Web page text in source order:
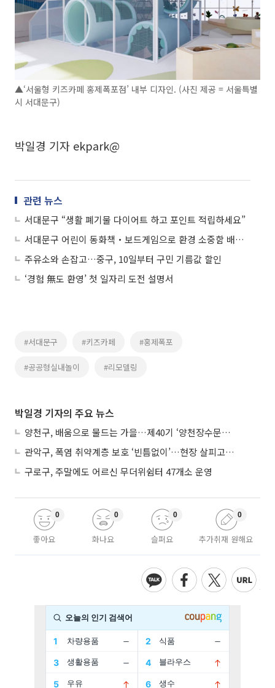
▲‘서울형 키즈카페 홍제폭포점’ 내부 디자인. (사진 제공 = 서울특별
시 서대문구)
박일경 기자 ekpark@
관련 뉴스
서대문구 “생활 폐기물 다이어트 하고 포인트 적립하세요”
서대문구 어린이 동화책‧보드게임으로 환경 소중함 배운다
주유소와 손잡고…중구, 10일부터 구민 기름값 할인
‘경험 無도 환영’ 첫 일자리 도전 설명서
#서대문구 #키즈카페 #홍제폭포
#공공형실내놀이 #리모델링
박일경 기자의 주요 뉴스
양천구, 배움으로 물드는 가을…제40기 ‘양천장수문화대학’ 수강생 모집
관악구, 폭염 취약계층 보호 ‘빈틈없이’…현장 살피고 지원 넓힌다
구로구, 주말에도 어르신 무더위쉼터 47개소 운영
좋아요
0
화나요
0
슬퍼요
0
추가취재 원해요
0